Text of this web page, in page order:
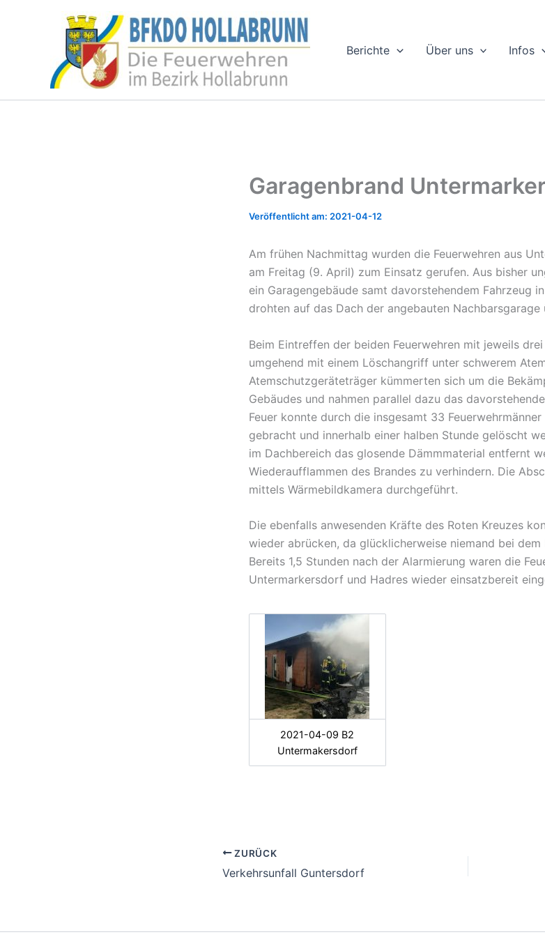
Berichte Über uns Infos
Garagenbrand
2021-04-12
Am frühen Nachmittag wurden die Feuerwehren aus
am Freitag (9. April) zum Einsatz gerufen. Aus bisher
ein Garagengebäude samt davorstehendem Fahrzeug
drohten auf das Dach der angebauten Nachbarsgarage
Beim Eintreffen der beiden Feuerwehren mit jeweils
umgehend mit einem Löschangriff unter schwerem
Atemschutzgeräteträger kümmerten sich um die
Gebäudes und nahmen parallel dazu das
Feuer konnte durch die insgesamt 33
gebracht und innerhalb einer halben Stunde gelöscht
im Dachbereich das glosende Dämmmaterial entfernt
Wiederaufflammen des Brandes zu verhindern. Die
mittels Wärmebildkamera durchgeführt.
Die ebenfalls anwesenden Kräfte des Roten Kreuzes
wieder abrücken, da glücklicherweise niemand bei
Bereits 1,5 Stunden nach der Alarmierung waren die
Untermarkersdorf und Hadres wieder einsatzbereit
2021-04-09 B2
Untermakersdorf
ZURÜCK
Verkehrsunfall Guntersdorf